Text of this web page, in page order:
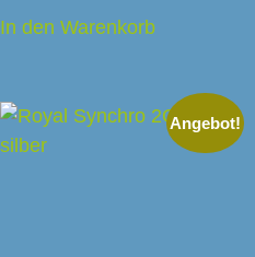
In den Warenkorb
Angebot!